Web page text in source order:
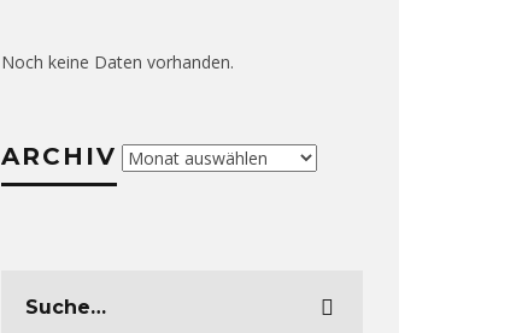
Noch keine Daten vorhanden.
ARCHIV Archiv